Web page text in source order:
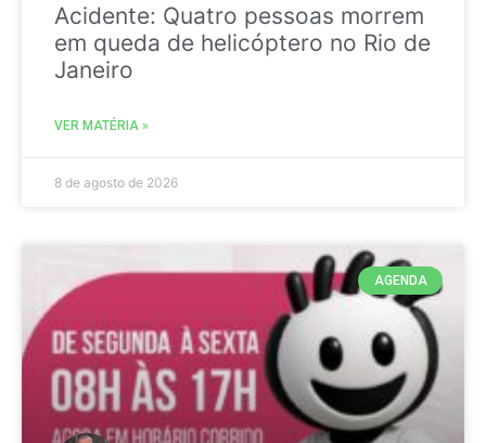
Acidente: Quatro pessoas morrem
em queda de helicóptero no Rio de
Janeiro
VER MATÉRIA »
8 de agosto de 2026
AGENDA